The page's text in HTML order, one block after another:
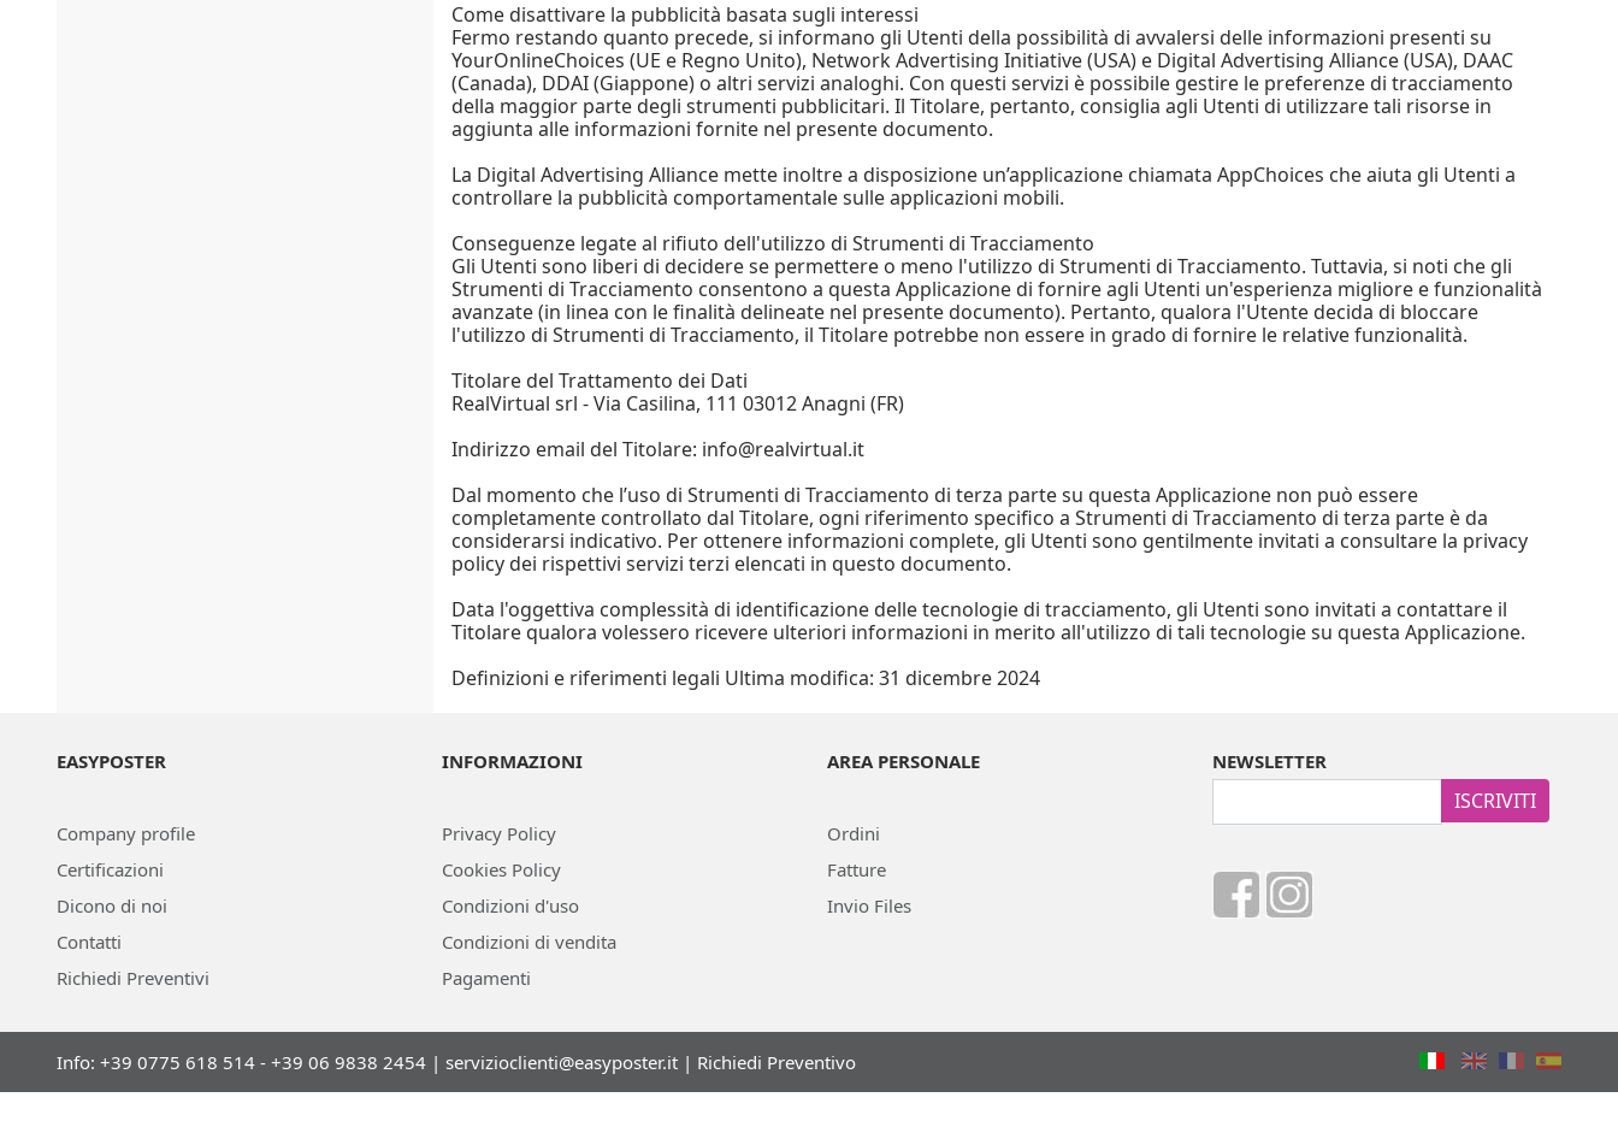
Come disattivare la pubblicità basata sugli interessi
Fermo restando quanto precede, si informano gli Utenti della possibilità di avvalersi delle informazioni presenti su
YourOnlineChoices (UE e Regno Unito), Network Advertising Initiative (USA) e Digital Advertising Alliance (USA), DAAC
(Canada), DDAI (Giappone) o altri servizi analoghi. Con questi servizi è possibile gestire le preferenze di tracciamento
della maggior parte degli strumenti pubblicitari. Il Titolare, pertanto, consiglia agli Utenti di utilizzare tali risorse in
aggiunta alle informazioni fornite nel presente documento.
La Digital Advertising Alliance mette inoltre a disposizione un’applicazione chiamata AppChoices che aiuta gli Utenti a
controllare la pubblicità comportamentale sulle applicazioni mobili.
Conseguenze legate al rifiuto dell'utilizzo di Strumenti di Tracciamento
Gli Utenti sono liberi di decidere se permettere o meno l'utilizzo di Strumenti di Tracciamento. Tuttavia, si noti che gli
Strumenti di Tracciamento consentono a questa Applicazione di fornire agli Utenti un'esperienza migliore e funzionalità
avanzate (in linea con le finalità delineate nel presente documento). Pertanto, qualora l'Utente decida di bloccare
l'utilizzo di Strumenti di Tracciamento, il Titolare potrebbe non essere in grado di fornire le relative funzionalità.
Titolare del Trattamento dei Dati
RealVirtual srl - Via Casilina, 111 03012 Anagni (FR)
Indirizzo email del Titolare: info@realvirtual.it
Dal momento che l’uso di Strumenti di Tracciamento di terza parte su questa Applicazione non può essere
completamente controllato dal Titolare, ogni riferimento specifico a Strumenti di Tracciamento di terza parte è da
considerarsi indicativo. Per ottenere informazioni complete, gli Utenti sono gentilmente invitati a consultare la privacy
policy dei rispettivi servizi terzi elencati in questo documento.
Data l'oggettiva complessità di identificazione delle tecnologie di tracciamento, gli Utenti sono invitati a contattare il
Titolare qualora volessero ricevere ulteriori informazioni in merito all'utilizzo di tali tecnologie su questa Applicazione.
Definizioni e riferimenti legali Ultima modifica: 31 dicembre 2024
EASYPOSTER
Company profile
Certificazioni
Dicono di noi
Contatti
Richiedi Preventivi
INFORMAZIONI
Privacy Policy
Cookies Policy
Condizioni d'uso
Condizioni di vendita
Pagamenti
AREA PERSONALE
Ordini
Fatture
Invio Files
NEWSLETTER
ISCRIVITI
Info: +39 0775 618 514 - +39 06 9838 2454 | servizioclienti@easyposter.it | Richiedi Preventivo